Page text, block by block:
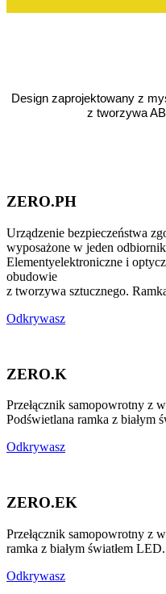
Design zaprojektowany z
z tworzywa
ZERO.PH
Urządzenie bezpieczeństwa
wyposażone w jeden
Elementyelektroniczne i
obudowie
z tworzywa sztucznego.
Odkrywasz
ZERO.K
Przełącznik samopowrotny z
Podświetlana ramka z białym
Odkrywasz
ZERO.EK
Przełącznik samopowrotny z
ramka z białym światłem LED.
Odkrywasz